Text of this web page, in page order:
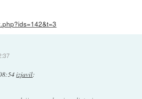
izjavil: